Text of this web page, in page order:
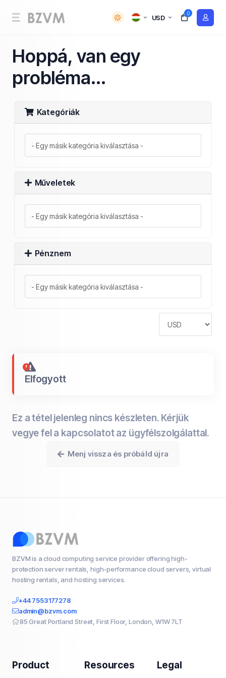
USD
0
Hoppá, van egy
probléma...
Kategóriák
Műveletek
Pénznem
Elfogyott
Ez a tétel jelenleg nincs készleten. Kérjük
vegye fel a kapcsolatot az ügyfélszolgálattal.
Menj vissza és próbáld újra
BZVM is a cloud computing service provider offering high-
protection server rentals, high-performance cloud servers, virtual
hosting rentals, and hosting services.
+44 7553177278
admin@bzvm.com
85 Great Portland Street, First Floor, London, W1W 7LT
Product Resources Legal